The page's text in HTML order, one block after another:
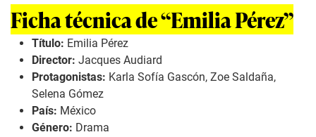
Ficha técnica de “Emilia Pérez”
Título: Emilia Pérez
Director: Jacques Audiard
Protagonistas: Karla Sofía Gascón, Zoe Saldaña,
Selena Gómez
País: México
Género: Drama